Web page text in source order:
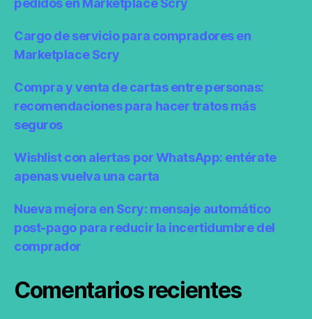
pedidos en Marketplace Scry
Cargo de servicio para compradores en
Marketplace Scry
Compra y venta de cartas entre personas:
recomendaciones para hacer tratos más
seguros
Wishlist con alertas por WhatsApp: entérate
apenas vuelva una carta
Nueva mejora en Scry: mensaje automático
post-pago para reducir la incertidumbre del
comprador
Comentarios recientes